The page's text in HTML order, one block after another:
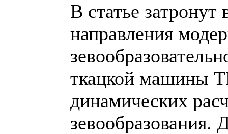
В статье
направления
ткацкой машины
динамических
зевообразования.